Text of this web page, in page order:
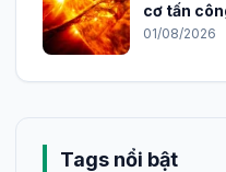
cơ tấn
phòng
01/08/2026
Tags nổi bật